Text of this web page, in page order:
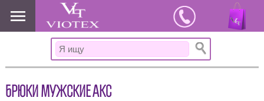
www.viotex37.ru
БРЮКИ МУЖСКИЕ АКС